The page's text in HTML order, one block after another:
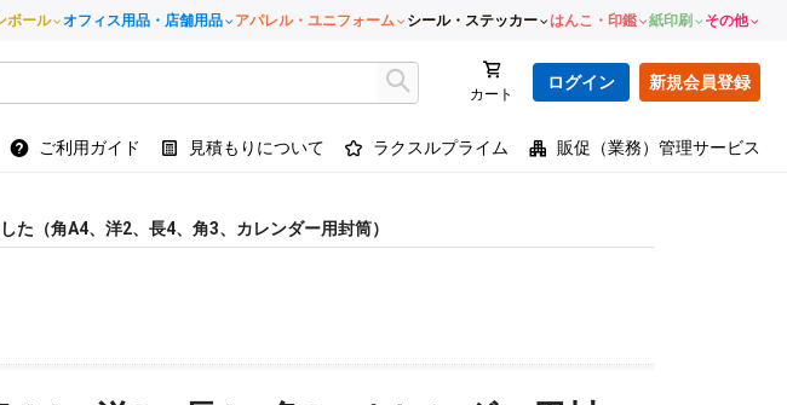
ボール オフィス用品・店舗用品 アパレル・ユニフォーム シール・ステッカー はんこ・印鑑 紙印刷 その他
カート
ログイン 新規会員登録
ご利用ガイド 見積もりについて ラクスルプライム 販促（業務）管理サービス
た（角A4、洋2、長4、角3、カレンダー用封筒）